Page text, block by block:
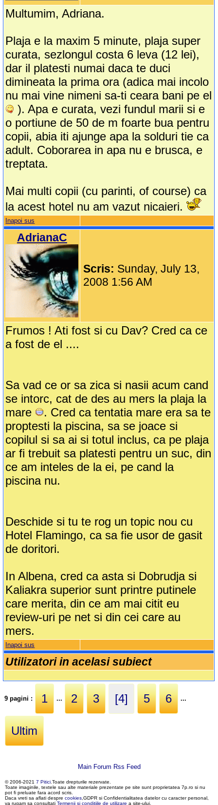
Multumim, Adriana.
Plaja e la maxim 5 minute, plaja super
curata, sezlongul costa 6 leva (12 lei),
dar il platesti numai daca te duci
dimineata la prima ora (adica mai incolo
nu mai vine nimeni sa-ti ceara bani pe el
). Apa e curata, vezi fundul marii si e
o portiune de 50 de m foarte bua pentru
copii, abia iti ajunge apa la solduri tie ca
adult. Coborarea in apa nu e brusca, e
treptata.
Mai multi copii (cu parinti, of course) ca
la acest hotel nu am vazut nicaieri.
Inapoi sus
AdrianaC
Scris: Sunday, July 13,
2008 1:56 AM
Frumos ! Ati fost si cu Dav? Cred ca ce
a fost de el ....
Sa vad ce or sa zica si nasii acum cand
se intorc, cat de des au mers la plaja la
mare
. Cred ca tentatia mare era sa te
proptesti la piscina, sa se joace si
copilul si sa ai si totul inclus, ca pe plaja
ar fi trebuit sa platesti pentru un suc, din
ce am inteles de la ei, pe cand la
piscina nu.
Deschide si tu te rog un topic nou cu
Hotel Flamingo, ca sa fie usor de gasit
de doritori.
In Albena, cred ca asta si Dobrudja si
Kaliakra superior sunt printre putinele
care merita, din ce am mai citit eu
review-uri pe net si din cei care au
mers.
Inapoi sus
Utilizatori in acelasi subiect
9 pagini : 1 ... 2 3 [4] 5 6 ...
Ultim
Main Forum Rss Feed
© 2006-2021 7 Pitici.Toate drepturile rezervate.
Toate imaginile, textele sau alte materiale prezentate pe site sunt proprietatea 7p.ro si nu
pot fi preluate fara acord scris.
Daca vreti sa aflati despre cookies,GDPR si Confidentialitatea datelor cu caracter personal,
va rugam sa consultati Termenii si conditiile de utilizare a site-ului.